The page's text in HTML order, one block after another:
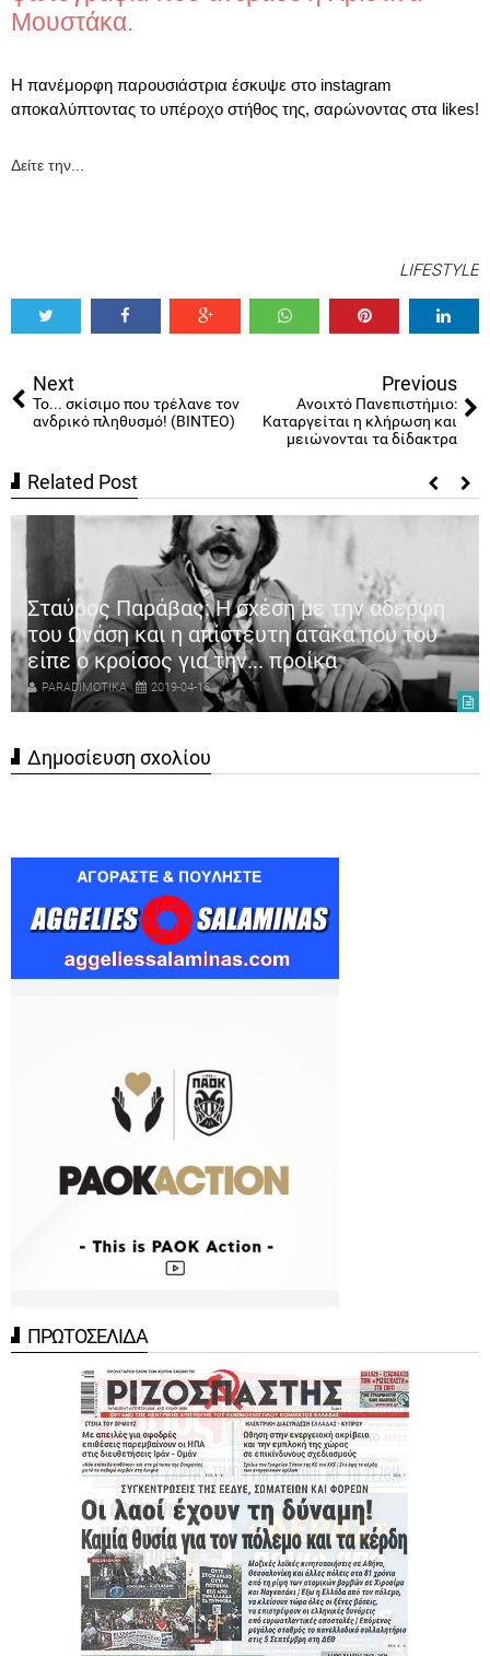
Μουστάκα.
Η πανέμορφη παρουσιάστρια έσκυψε στο instagram
αποκαλύπτοντας το υπέροχο στήθος της, σαρώνοντας στα likes!
Δείτε την...
LIFESTYLE
Next
Το... σκίσιμο που τρέλανε τον
ανδρικό πληθυσμό! (ΒΙΝΤΕΟ)
Previous
Ανοιχτό Πανεπιστήμιο:
Καταργείται η κλήρωση και
μειώνονται τα δίδακτρα
Related Post
Σταύρος Παράβας: Η σχέση με την αδερφή
του Ωνάση και η απίστευτη ατάκα που του
είπε ο κροίσος για την... προίκα
PARADIMOTIKA 2019-04-16
Δημοσίευση σχολίου
ΠΡΩΤΟΣΕΛΙΔΑ